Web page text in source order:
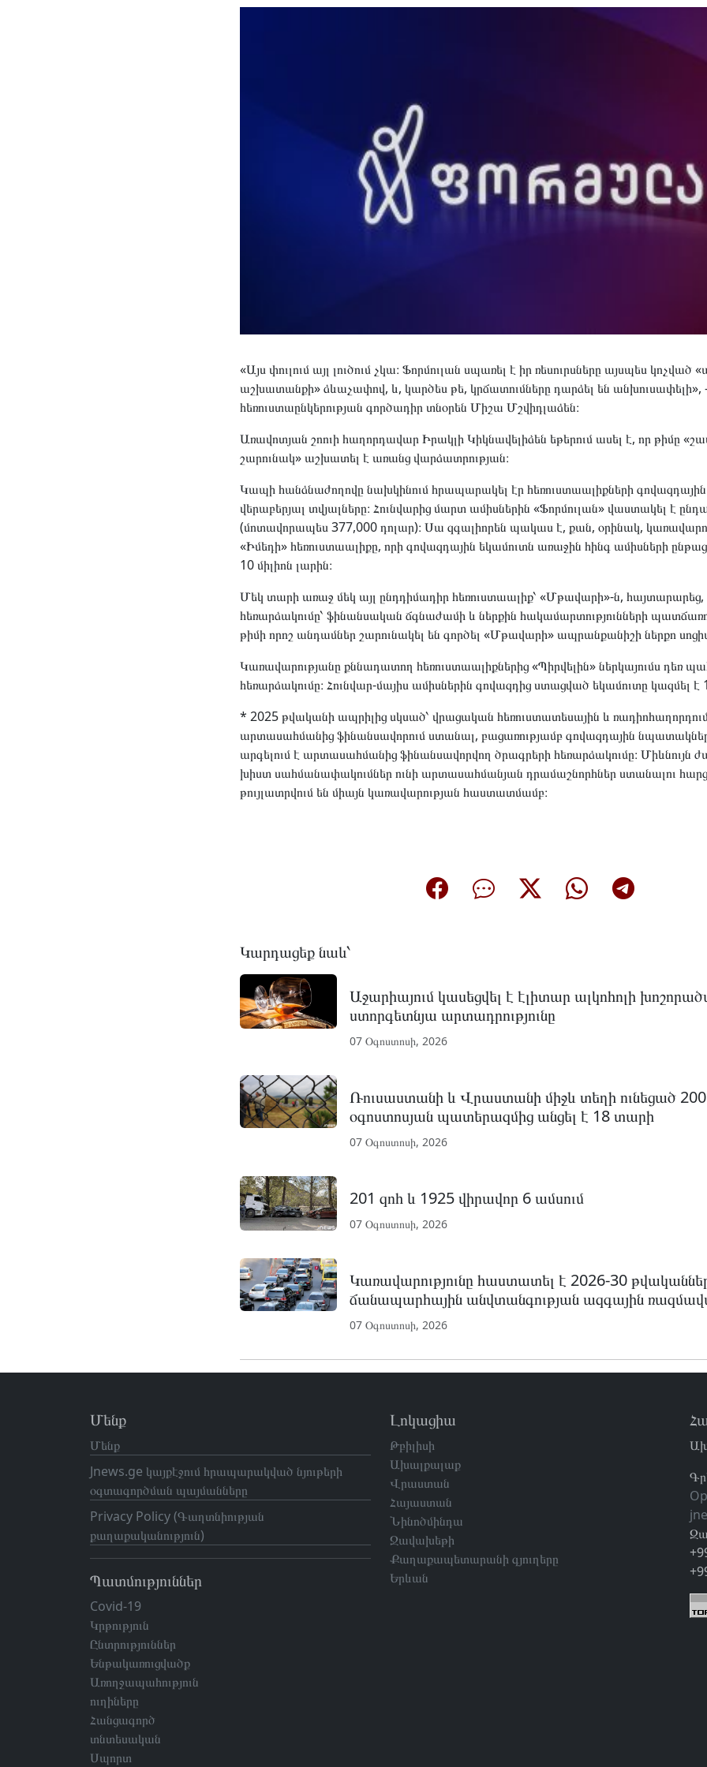
«Այս փուլում այլ լուծում չկա։ Ֆորմուլան սպառել է իր ռեսուրսները այսպես
աշխատանքի» ձևաչափով, և, կարծես թե, կրճատումները դարձել են անխուսափելի»,
հեռուստաընկերության գործադիր տնօրեն Միշա Մշվիդլաձեն։
Առավոտյան շոուի հաղորդավար Իրակլի Կիկնավելիձեն եթերում ասել է, որ թիմը
շարունակ» աշխատել է առանց վարձատրության։
Կապի հանձնաժողովը նախկինում հրապարակել էր հեռուստաալիքների
վերաբերյալ տվյալները։ Հունվարից մարտ ամիսներին «Ֆորմուլան» վաստակել է
(մոտավորապես 377,000 դոլար)։ Սա զգալիորեն պակաս է, քան, օրինակ,
«Իմեդի» հեռուստաալիքը, որի գովազդային եկամուտն առաջին հինգ ամիսների
10 միլիոն լարին։
Մեկ տարի առաջ մեկ այլ ընդդիմադիր հեռուստաալիք՝ «Մթավարի»-ն, հայտարարեց,
հեռարձակումը՝ ֆինանսական ճգնաժամի և ներքին հակամարտությունների
թիմի որոշ անդամներ շարունակել են գործել «Մթավարի» ապրանքանիշի ներքո
Կառավարությանը քննադատող հեռուստաալիքներից «Պիրվելին» ներկայումս դեռ
հեռարձակումը։ Հունվար-մայիս ամիսներին գովազդից ստացված եկամուտը կազմել է
* 2025 թվականի ապրիլից սկսած՝ վրացական հեռուստատեսային և
արտասահմանից ֆինանսավորում ստանալ, բացառությամբ գովազդային
արգելում է արտասահմանից ֆինանսավորվող ծրագրերի հեռարձակումը։ Միևնույն
խիստ սահմանափակումներ ունի արտասահմանյան դրամաշնորհներ ստանալու
թույլատրվում են միայն կառավարության հաստատմամբ։
Կարդացեք նաև՝
Աջարիայում կասեցվել է էլիտար ալկոհոլի
ստորգետնյա արտադրությունը
07 Օգոստոսի, 2026
Ռուսաստանի և Վրաստանի միջև տեղի ունեցած
օգոստոսյան պատերազմից անցել է 18 տարի
07 Օգոստոսի, 2026
201 զոհ և 1925 վիրավոր 6 ամսում
07 Օգոստոսի, 2026
Կառավարությունը հաստատել է 2026-30
ճանապարհային անվտանգության ազգային
07 Օգոստոսի, 2026
Մենք
Մենք
Jnews.ge կայքէջում հրապարակված նյութերի
օգտագործման պայմանները
Privacy Policy (Գաղտնիության
քաղաքականություն)
Պատմություններ
Covid-19
Կրթություն
Ընտրություններ
Ենթակառուցվածք
Առողջապահություն
ուղիները
Հանցագործ
տնտեսական
Սպորտ
Լոկացիա
Թբիլիսի
Ախալքալաք
Վրաստան
Հայաստան
Նինոծմինդա
Ջավախեթի
Քաղաքապետարանի գյուղերը
Երևան